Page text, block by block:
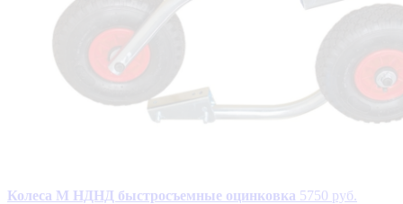
Колеса М НДНД быстросъемные оцинковка 5750 руб.